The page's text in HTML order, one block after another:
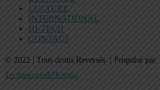
CULTURE
INTERNATIONAL
HI-TECH
CONTACT
© 2022 | Tous droits Reversés. | Propulsé par
Technologie&Hosting